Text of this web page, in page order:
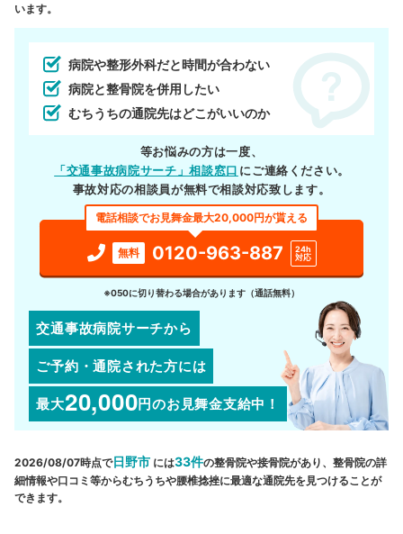
います。
病院や整形外科だと時間が合わない
病院と整骨院を併用したい
むちうちの通院先はどこがいいのか
等お悩みの方は一度、
「交通事故病院サーチ」相談窓口 にご連絡ください。
事故対応の相談員が無料で相談対応致します。
電話相談でお見舞金最大20,000円が貰える
無料 0120-963-887
24h
対応
※050に切り替わる場合があります（通話無料）
交通事故病院サーチから
ご予約・通院された方には
最大20,000円のお見舞金支給中！
2026/08/07時点で日野市 には33件の整骨院や接骨院があり、整骨院の詳
細情報や口コミ等からむちうちや腰椎捻挫に最適な通院先を見つけることが
できます。